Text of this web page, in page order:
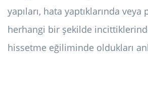
yapıları, hata yaptıklarında
herhangi bir şekilde
hissetme eğiliminde oldukları